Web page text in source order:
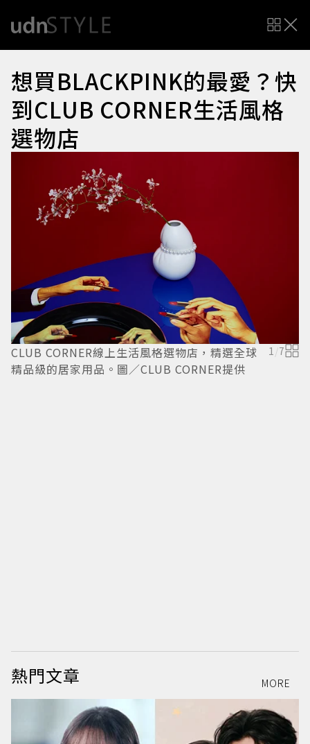
想買BLACKPINK的最愛？快
到CLUB CORNER生活風格
選物店
CLUB CORNER線上生活風格選物店，精選全球
精品級的居家用品。圖／CLUB CORNER提供
1/7
熱門文章 MORE